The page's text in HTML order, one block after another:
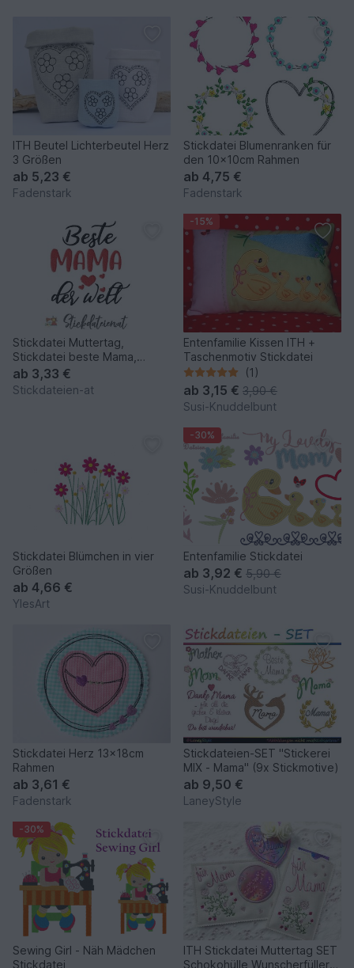
ITH Beutel Lichterbeutel Herz
3 Größen
ab 5,23 €
Fadenstark
Stickdatei Blumenranken für
den 10x10cm Rahmen
ab 4,75 €
Fadenstark
Stickdatei Muttertag,
Stickdatei beste Mama,
Maschinensticken in 3 Größen
ab 3,33 €
Stickdateien-at
-15%
Entenfamilie Kissen ITH +
Taschenmotiv Stickdatei
(1)
ab 3,15 € 3,90 €
Susi-Knuddelbunt
Stickdatei Blümchen in vier
Größen
ab 4,66 €
YlesArt
-30%
Entenfamilie Stickdatei
ab 3,92 € 5,90 €
Susi-Knuddelbunt
Stickdatei Herz 13x18cm
Rahmen
ab 3,61 €
Fadenstark
Stickdateien-SET "Stickerei
MIX - Mama" (9x Stickmotive)
ab 9,50 €
LaneyStyle
-30%
Sewing Girl - Näh Mädchen
Stickdatei
ITH Stickdatei Muttertag SET
Schokohülle Wunscherfüller